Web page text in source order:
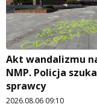
Akt wandalizmu
NMP. Policja szuka
sprawcy
2026.08.06 09:10